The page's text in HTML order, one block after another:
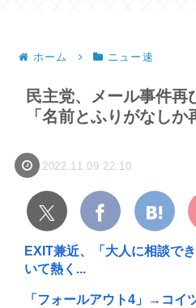
ホーム ニュー速
民主党、メール事件再
「名前とふりがなしか
2022.11.09 22:10
EXIT兼近、「大人に相談で
いて熱く...
「フォールアウト4」→コイ